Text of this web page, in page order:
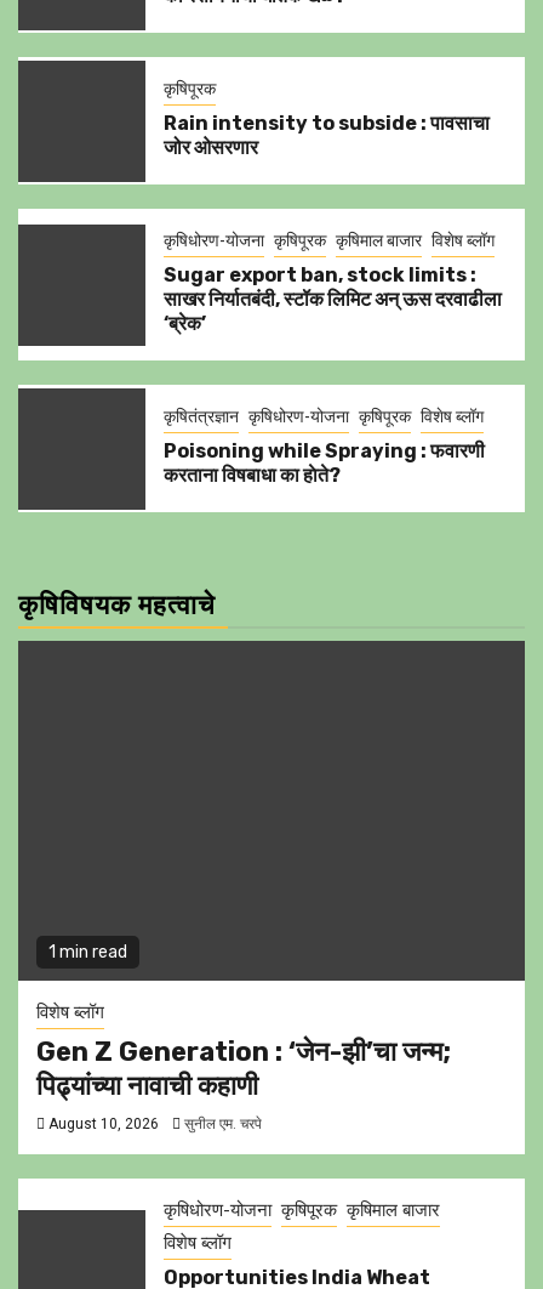
कृषिपूरक
Rain intensity to subside : पावसाचा
जोर ओसरणार
कृषिधोरण-योजना कृषिपूरक कृषिमाल बाजार विशेष ब्लॉग
Sugar export ban, stock limits :
साखर निर्यातबंदी, स्टॉक लिमिट अन् ऊस दरवाढीला
‘ब्रेक’
कृषितंत्रज्ञान कृषिधोरण-योजना कृषिपूरक विशेष ब्लॉग
Poisoning while Spraying : फवारणी
करताना विषबाधा का हाेते?
कृषिविषयक महत्वाचे
1 min read
विशेष ब्लॉग
Gen Z Generation : ‘जेन-झी’चा जन्म;
पिढ्यांच्या नावाची कहाणी
August 10, 2026 सुनील एम. चरपे
कृषिधोरण-योजना कृषिपूरक कृषिमाल बाजार
विशेष ब्लॉग
Opportunities India Wheat